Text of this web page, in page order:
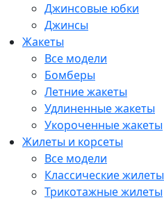
Джинсовые юбки
Джинсы
Жакеты
Все модели
Бомберы
Летние жакеты
Удлиненные жакеты
Укороченные жакеты
Жилеты и корсеты
Все модели
Классические жилеты
Трикотажные жилеты